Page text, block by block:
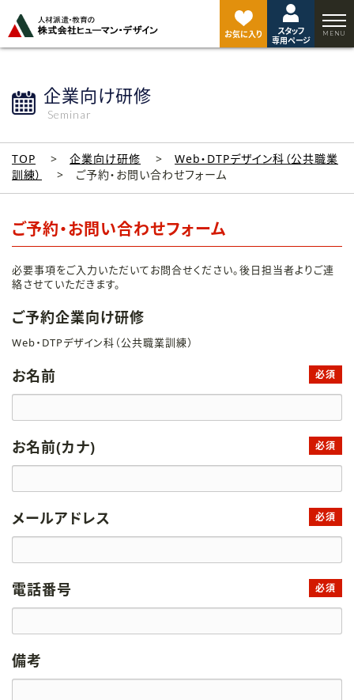
お気に入り
スタッフ
専用ページ
企業向け研修
Seminar
TOP 企業向け研修
Web・DTPデザイン科（公共職業
訓練）
ご予約・お問い合わせフォーム
ご予約・お問い合わせフォーム
必要事項をご入力いただいてお問合せください。後日担当者よりご連
絡させていただきます。
ご予約企業向け研修
Web・DTPデザイン科（公共職業訓練）
お名前 必須
お名前(カナ) 必須
メールアドレス 必須
電話番号 必須
備考
ジ
ト